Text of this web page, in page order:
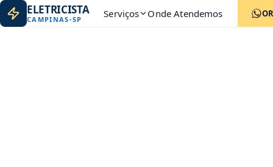
ELETRICISTA
CAMPINAS-SP Serviços Onde Atendemos